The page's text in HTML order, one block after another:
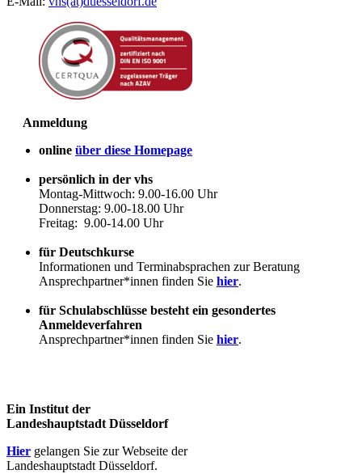
Anmeldung
online über diese Homepage
persönlich in der vhs
Montag-Mittwoch: 9.00-16.00 Uhr
Donnerstag: 9.00-18.00 Uhr
Freitag: 9.00-14.00 Uhr
für Deutschkurse
Informationen und Terminabsprachen zur Beratung
Ansprechpartner*innen finden Sie hier.
für Schulabschlüsse besteht ein gesondertes
Anmeldeverfahren
Ansprechpartner*innen finden Sie hier.
Ein Institut der
Landeshauptstadt Düsseldorf
Hier gelangen Sie zur Webseite der
Landeshauptstadt Düsseldorf.